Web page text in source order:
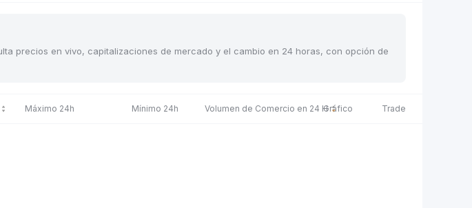
precios en vivo, capitalizaciones de mercado y el cambio en 24 horas, con opción de
Máximo 24h Mínimo 24h Volumen de Comercio en 24 HGráfico Trade